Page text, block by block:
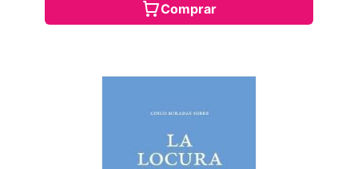
Comprar